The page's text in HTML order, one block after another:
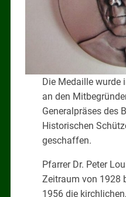
Die Medaille wurde
an den
Generalpräses des
Historischen
geschaffen.
Pfarrer Dr. Peter
Zeitraum von 1928
1956 die